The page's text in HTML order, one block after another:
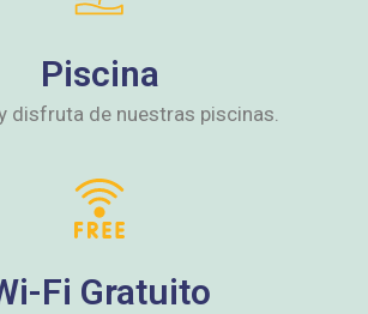
Piscina
disfruta de nuestras piscinas.
Fi Gratuito